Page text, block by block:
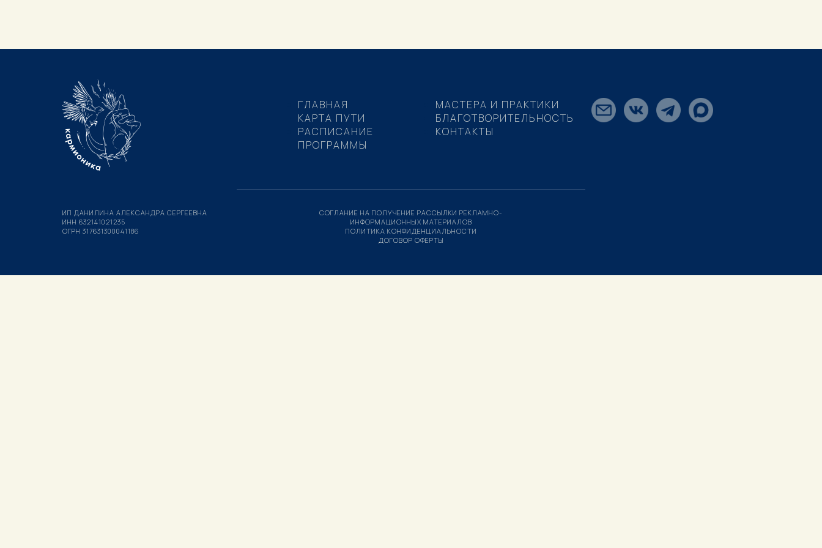
ГЛАВНАЯ
КАРТА ПУТИ
РАСПИСАНИЕ
ПРОГРАММЫ
МАСТЕРА И ПРАКТИКИ
БЛАГОТВОРИТЕЛЬНОСТЬ
КОНТАКТЫ
ИП ДАНИЛИНА АЛЕКСАНДРА СЕРГЕЕВНА
ИНН 632141021235
ОГРН 317631300041186
СОГЛАНИЕ НА ПОЛУЧЕНИЕ РАССЫЛКИ РЕКЛАМНО-
ИНФОРМАЦИОННЫХ МАТЕРИАЛОВ
ПОЛИТИКА КОНФИДЕНЦИАЛЬНОСТИ
ДОГОВОР ОФЕРТЫ